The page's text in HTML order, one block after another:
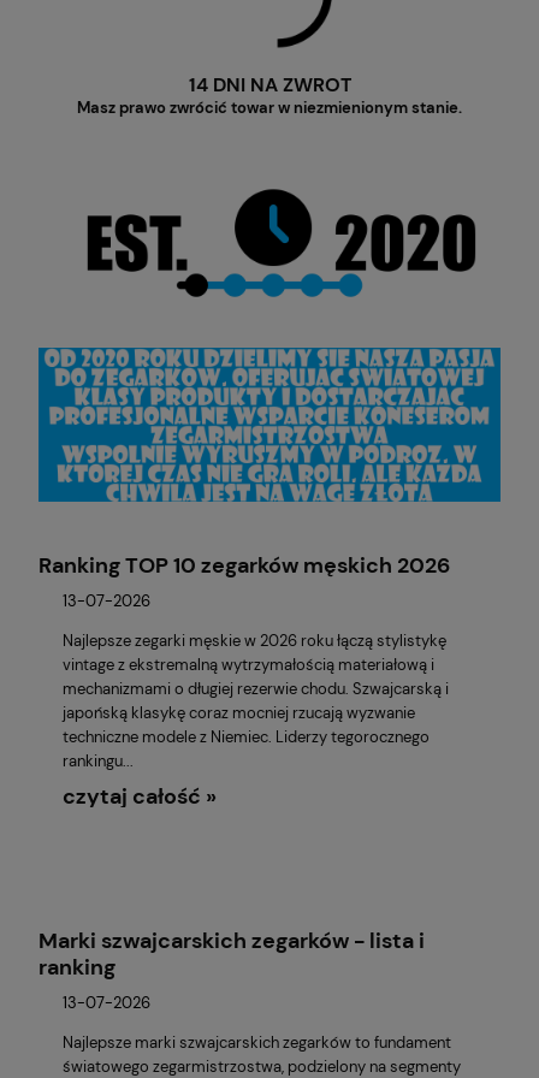
14 DNI NA ZWROT
Masz prawo zwrócić towar w niezmienionym stanie.
Ranking TOP 10 zegarków męskich 2026
13-07-2026
Najlepsze zegarki męskie w 2026 roku łączą stylistykę
vintage z ekstremalną wytrzymałością materiałową i
mechanizmami o długiej rezerwie chodu. Szwajcarską i
japońską klasykę coraz mocniej rzucają wyzwanie
techniczne modele z Niemiec. Liderzy tegorocznego
rankingu...
czytaj całość »
Marki szwajcarskich zegarków - lista i
ranking
13-07-2026
Najlepsze marki szwajcarskich zegarków to fundament
światowego zegarmistrzostwa, podzielony na segmenty